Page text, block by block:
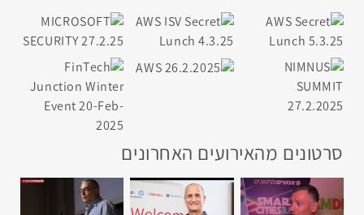
סרטונים מהאירועים האחרונים